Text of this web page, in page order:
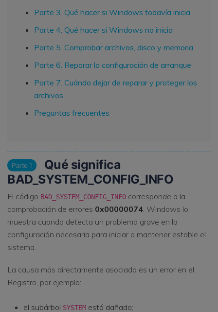
Parte 3. Qué hacer si Windows todavía inicia
Parte 4. Qué hacer si Windows no inicia
Parte 5. Comprobar archivos, disco y memoria
Parte 6. Reparar la configuración de arranque
Parte 7. Cuándo dejar de reparar y proteger los
archivos
Preguntas frecuentes
Parte 1
Qué significa
BAD_SYSTEM_CONFIG_INFO
El código BAD_SYSTEM_CONFIG_INFO corresponde a la
comprobación de errores 0x00000074 . Windows lo
muestra cuando detecta un problema grave en la
configuración necesaria para iniciar o mantener estable el
sistema.
La causa más directamente asociada es un error en el
Registro, por ejemplo:
el subárbol SYSTEM está dañado;